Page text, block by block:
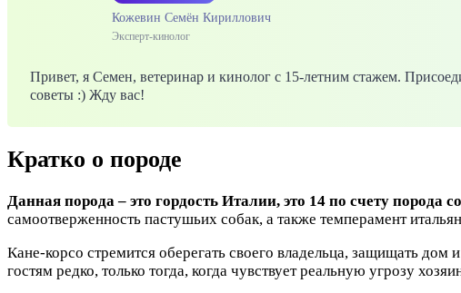
Кожевин Семён Кириллович
Эксперт-кинолог
Привет, я Семен, ветеринар и кинолог с 15-летним стажем.
советы :) Жду вас!
Кратко о породе
Данная порода – это гордость Италии, это 14 по счету порода
самоотверженность пастушьих собак, а также темперамент
Кане-корсо стремится оберегать своего владельца, защищать
гостям редко, только тогда, когда чувствует реальную угрозу